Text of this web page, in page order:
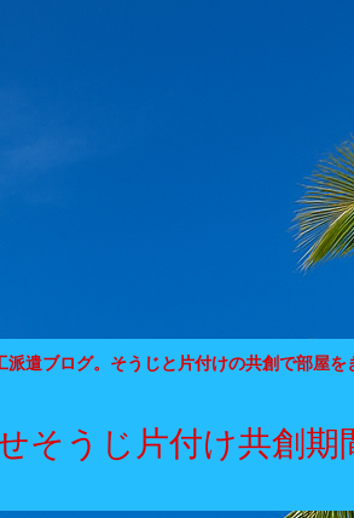
遣ブログ。そうじと片付けの共創で部屋
そうじ片付け共創期